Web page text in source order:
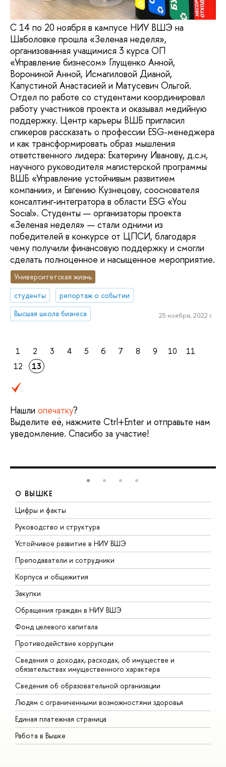
С 14 по 20 ноября в кампусе НИУ ВШЭ на
Шаболовке прошла «Зеленая неделя»,
организованная учащимися 3 курса ОП
«Управление бизнесом» Глущенко Анной,
Ворониной Анной, Исмагиловой Дианой,
Капустиной Анастасией и Матусевич Ольгой.
Отдел по работе со студентами координировал
работу участников проекта и оказывал медийную
поддержку. Центр карьеры ВШБ пригласил
спикеров рассказать о профессии ESG-менеджера
и как трансформировать образ мышления
ответственного лидера: Екатерину Иванову, д.с.н,
научного руководителя магистерской программы
ВШБ «Управление устойчивым развитием
компании», и Евгению Кузнецову, сооснователя
консалтинг-интегратора в области ESG «You
Social». Студенты — организаторы проекта
«Зеленая неделя» — стали одними из
победителей в конкурсе от ЦПСИ, благодаря
чему получили финансовую поддержку и смогли
сделать полноценное и насыщенное мероприятие.
Университетская жизнь
студенты
репортаж о событии
Высшая школа бизнеса
25 ноября, 2022 г.
1 2 3 4 5 6 7 8 9 10
11
12
13
Нашли опечатку?
Выделите её, нажмите Ctrl+Enter и отправьте нам
уведомление. Спасибо за участие!
О ВЫШКЕ
Цифры и факты
Руководство и структура
Устойчивое развитие в НИУ ВШЭ
Преподаватели и сотрудники
Корпуса и общежития
Закупки
Обращения граждан в НИУ ВШЭ
Фонд целевого капитала
Противодействие коррупции
Сведения о доходах, расходах, об имуществе и
обязательствах имущественного характера
Сведения об образовательной организации
Людям с ограниченными возможностями здоровья
Единая платежная страница
Работа в Вышке